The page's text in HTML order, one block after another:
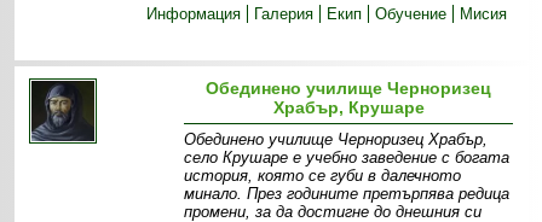
Информация
Галерия Екип Обучение Мисия
Обединено училище Черноризец
Храбър, Крушаре
Обединено училище Черноризец Храбър,
село Крушаре е учебно заведение с богата
история, която се губи в далечното
минало. През годините претърпява редица
промени, за да достигне до днешния си